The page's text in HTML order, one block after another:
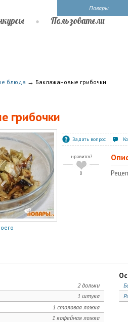
Повары
Пользователи
блюда → Баклажановые грибочки
грибочки
Задать вопрос
нравится?
0
2 дольки
1 штука
1 столовая ложка
1 кофейная ложка